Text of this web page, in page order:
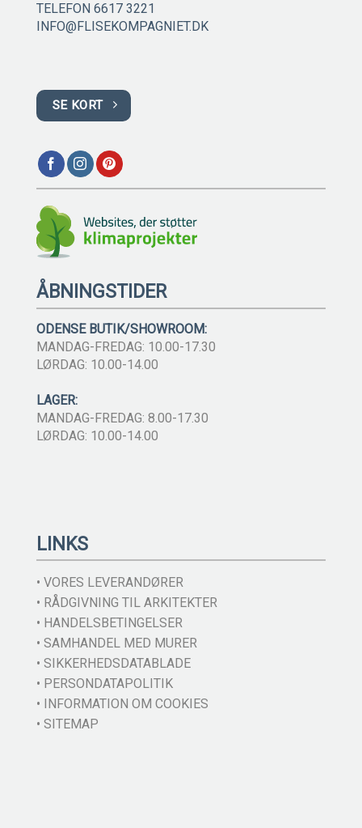
TELEFON 6617 3221
INFO@FLISEKOMPAGNIET.DK
SE KORT
ÅBNINGSTIDER
ODENSE BUTIK/SHOWROOM:
MANDAG-FREDAG: 10.00-17.30
LØRDAG: 10.00-14.00
LAGER:
MANDAG-FREDAG: 8.00-17.30
LØRDAG: 10.00-14.00
LINKS
• VORES LEVERANDØRER
• RÅDGIVNING TIL ARKITEKTER
• HANDELSBETINGELSER
• SAMHANDEL MED MURER
• SIKKERHEDSDATABLADE
• PERSONDATAPOLITIK
• INFORMATION OM COOKIES
• SITEMAP